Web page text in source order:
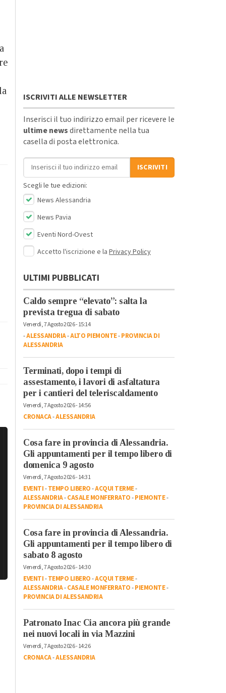
ISCRIVITI ALLE NEWSLETTER
Inserisci il tuo indirizzo email per ricevere le
ultime newsdirettamente nella tua
casella di posta elettronica.
Indirizzo email
ISCRIVITI
Scegli le tue edizioni:
News Alessandria
News Pavia
Eventi Nord-Ovest
Accetto l'iscrizione e la Privacy Policy
ULTIMI PUBBLICATI
Caldo sempre “elevato”: salta la
prevista tregua di sabato
Venerdì, 7 Agosto 2026 - 15:14
-ALESSANDRIA-ALTO PIEMONTE-PROVINCIA DI
ALESSANDRIA
Terminati, dopo i tempi di
assestamento, i lavori di asfaltatura
per i cantieri del teleriscaldamento
Venerdì, 7 Agosto 2026 - 14:56
CRONACA-ALESSANDRIA
Cosa fare in provincia di Alessandria.
Gli appuntamenti per il tempo libero di
domenica 9 agosto
Venerdì, 7 Agosto 2026 - 14:31
EVENTI-TEMPO LIBERO-ACQUI TERME-
ALESSANDRIA-CASALE MONFERRATO-PIEMONTE-
PROVINCIA DI ALESSANDRIA
Cosa fare in provincia di Alessandria.
Gli appuntamenti per il tempo libero di
sabato 8 agosto
Venerdì, 7 Agosto 2026 - 14:30
EVENTI-TEMPO LIBERO-ACQUI TERME-
ALESSANDRIA-CASALE MONFERRATO-PIEMONTE-
PROVINCIA DI ALESSANDRIA
Patronato Inac Cia ancora più grande
nei nuovi locali in via Mazzini
Venerdì, 7 Agosto 2026 - 14:26
CRONACA-ALESSANDRIA